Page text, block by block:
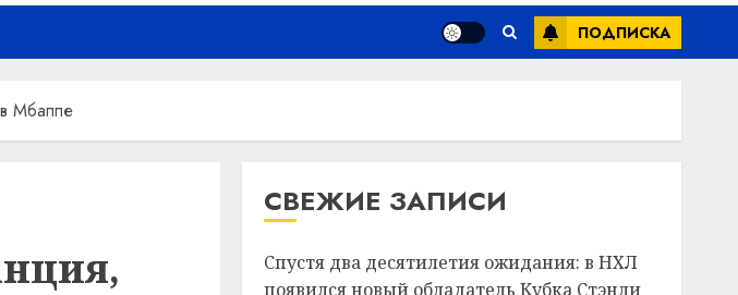
ПОДПИСКА
Мбаппе
СВЕЖИЕ ЗАПИСИ
Спустя два десятилетия ожидания: в НХЛ
появился новый обладатель Кубка Стэнли